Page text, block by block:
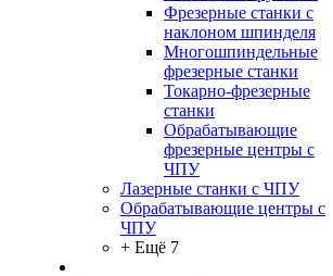
Фрезерные станки с
наклоном шпинделя
Многошпиндельные
фрезерные станки
Токарно-фрезерные
станки
Обрабатывающие
фрезерные центры с
ЧПУ
Лазерные станки с ЧПУ
Обрабатывающие центры с
ЧПУ
+ Ещё 7